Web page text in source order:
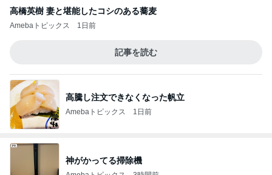
高橋英樹 妻と堪能したコシのある蕎麦
Amebaトピックス 1日前
記事を読む
高騰し注文できなくなった帆立
Amebaトピックス 1日前
神がかってる掃除機